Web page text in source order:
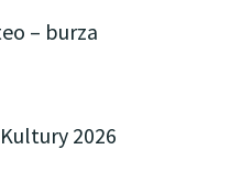
– burza
2026